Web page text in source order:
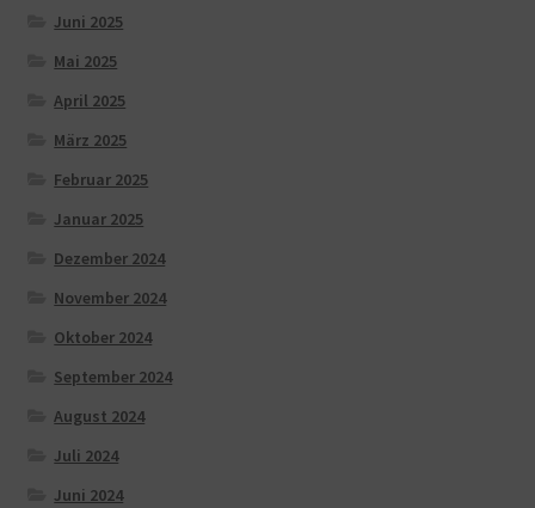
Juni 2025
Mai 2025
April 2025
März 2025
Februar 2025
Januar 2025
Dezember 2024
November 2024
Oktober 2024
September 2024
August 2024
Juli 2024
Juni 2024